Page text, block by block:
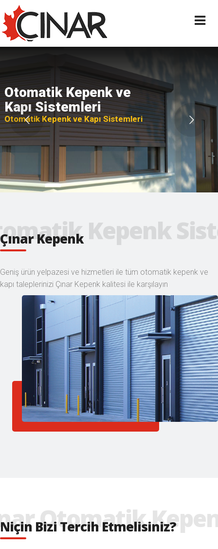
Otomatik Kepenk ve
Kapı Sistemleri
Otomatik Kepenk ve Kapı Sistemleri
Çınar Kepenk
Geniş ürün yelpazesi ve hizmetleri ile tüm otomatik kepenk ve
kapı taleplerinizi Çınar Kepenk kalitesi ile karşılayın
Niçin Bizi Tercih Etmelisiniz?